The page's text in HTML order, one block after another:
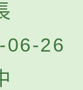
06-26